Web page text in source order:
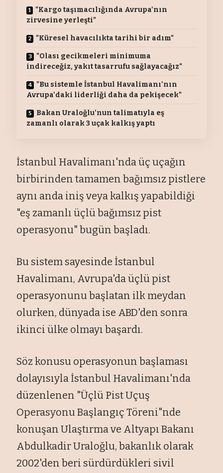
"Kargo taşımacılığında Avrupa'nın
zirvesine yerleşti"
"Küresel havacılıkta tarihi bir adım"
"Olası gecikmeleri minimuma
indireceğiz, yakıt tasarrufu sağlayacağız"
"Bu sistemle İstanbul Havalimanı'nın
Avrupa'daki liderliği daha da pekişecek"
Bakan Uraloğlu'nun talimatıyla eş
zamanlı olarak 3 uçak kalkış yaptı
İstanbul Havalimanı'nda üç uçağın
birbirinden tamamen bağımsız pistlere
aynı anda iniş veya kalkış yapabildiği
"eş zamanlı üçlü bağımsız pist
operasyonu" bugün başladı.
Bu sistem sayesinde İstanbul
Havalimanı, Avrupa'da üçlü pist
operasyonunu başlatan ilk meydan
olurken, dünyada ise ABD'den sonra
ikinci ülke olmayı başardı.
Söz konusu operasyonun başlaması
dolayısıyla İstanbul Havalimanı'nda
düzenlenen "Üçlü Pist Uçuş
Operasyonu Başlangıç Töreni"nde
konuşan Ulaştırma ve Altyapı Bakanı
Abdulkadir Uraloğlu, bakanlık olarak
2002'den beri sürdürdükleri sivil